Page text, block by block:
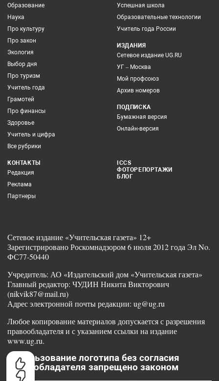
Образование
Наука
Про культуру
Про закон
Экология
Выбор дня
Про туризм
Учитель года
Грамотей
Про финансы
Здоровье
Учитель и цифра
Все рубрики
Успешная школа
Образовательные технологии
Учитель года России
ИЗДАНИЯ
Сетевое издание UG.RU
УГ – Москва
Мой профсоюз
Архив номеров
ПОДПИСКА
Бумажная версия
Онлайн-версия
КОНТАКТЫ
Редакция
Реклама
Партнеры
ICCS
ФОТОРЕПОРТАЖИ
БЛОГ
Сетевое издание «Учительская газета» 12+
Зарегистрировано Роскомнадзором 6 июля 2012 года Эл No.
ФС77-50440
Учредитель: АО «Издательский дом «Учительская газета»
Главный редактор: ЧУДИН Никита Викторович
(nikvik87@mail.ru)
Адрес электронной почты редакции: ug@ug.ru
Любое копирование материалов допускается с разрешения
правообладателя и с указанием ссылки на издание
www.ug.ru.
Использование логотипа без согласия
правообладателя запрещено законом